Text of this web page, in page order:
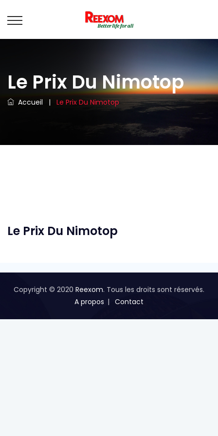
Le Prix Du Nimotop
Accueil | Le Prix Du Nimotop
Le Prix Du Nimotop
Copyright © 2020 Reexom. Tous les droits sont réservés.
A propos
Contact